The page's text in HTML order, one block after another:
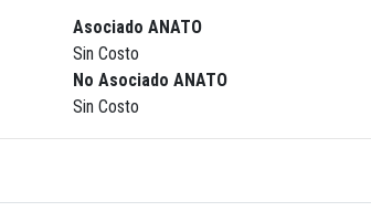
Asociado ANATO
Sin Costo
No Asociado ANATO
Sin Costo